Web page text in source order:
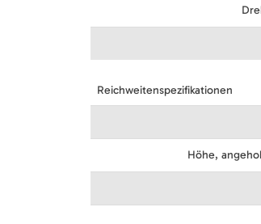
Reichweitenspezifikationen
Höhe,